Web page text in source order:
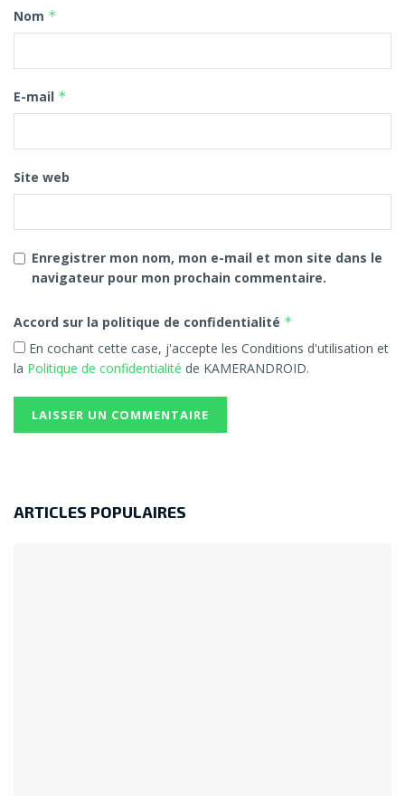
Nom *
E-mail *
Site web
Enregistrer mon nom, mon e-mail et mon site dans le
navigateur pour mon prochain commentaire.
Accord sur la politique de confidentialité *
En cochant cette case, j'accepte les Conditions d'utilisation et
la Politique de confidentialité de KAMERANDROID.
ARTICLES POPULAIRES